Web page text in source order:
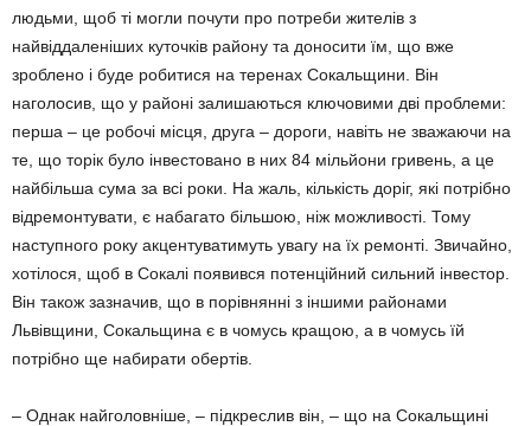
людьми, щоб ті могли почути про потреби жителів з
найвіддаленіших куточків району та доносити їм, що вже
зроблено і буде робитися на теренах Сокальщини. Він
наголосив, що у районі залишаються ключовими дві проблеми:
перша – це робочі місця, друга – дороги, навіть не зважаючи на
те, що торік було інвестовано в них 84 мільйони гривень, а це
найбільша сума за всі роки. На жаль, кількість доріг, які потрібно
відремонтувати, є набагато більшою, ніж можливості. Тому
наступного року акцентуватимуть увагу на їх ремонті. Звичайно,
хотілося, щоб в Сокалі появився потенційний сильний інвестор.
Він також зазначив, що в порівнянні з іншими районами
Львівщини, Сокальщина є в чомусь кращою, а в чомусь їй
потрібно ще набирати обертів.
– Однак найголовніше, – підкреслив він, – що на Сокальщині